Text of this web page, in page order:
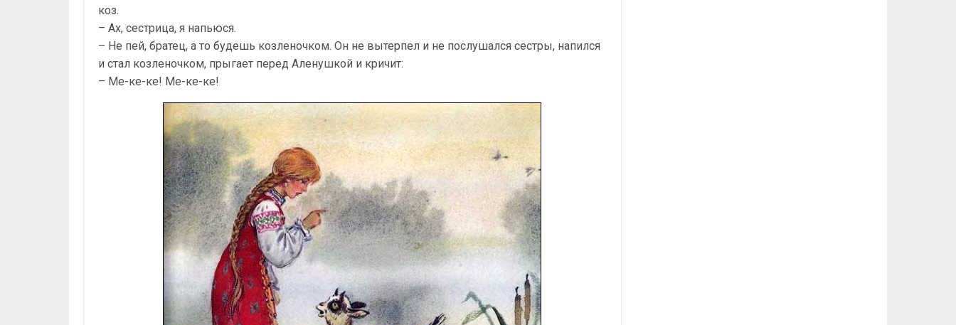
коз.
– Ах, сестрица, я напьюся.
– Не пей, братец, а то будешь козленочком. Он не вытерпел и не послушался сестры, напился
и стал козленочком, прыгает перед Аленушкой и кричит:
– Ме-ке-ке! Ме-ке-ке!